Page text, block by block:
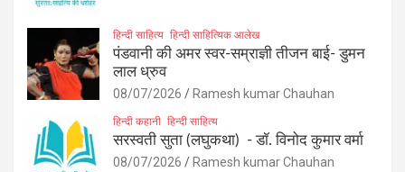
हिन्दी साहित्य हिन्दी साहित्यिक आलेख
पंडवानी की अमर स्वर-सम्राज्ञी तीजन बाई- डुमन
लाल ध्रुव
08/07/2026 Ramesh kumar Chauhan
हिन्दी कहानी हिन्दी साहित्य
सरस्वती सुता (लघुकथा) ​- डॉ. विनोद कुमार वर्मा
08/07/2026 Ramesh kumar Chauhan